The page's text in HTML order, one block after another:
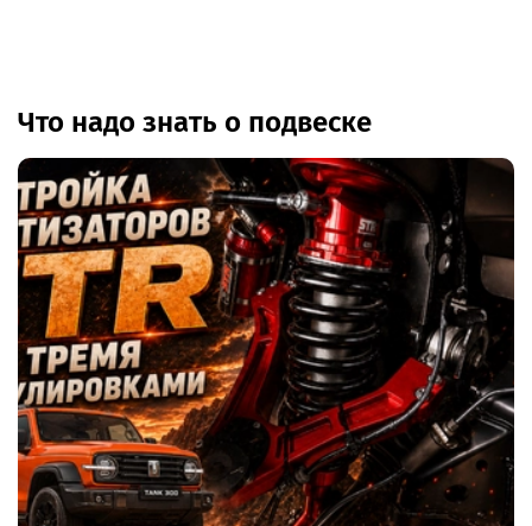
Что надо знать о подвеске